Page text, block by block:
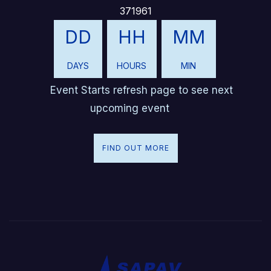
371961
DD
DAYS
HH
HOURS
MM
MIN
Event Starts refresh page to see next
upcoming event
FIND OUT MORE